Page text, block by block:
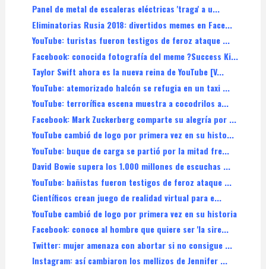
Panel de metal de escaleras eléctricas 'traga' a u...
Eliminatorias Rusia 2018: divertidos memes en Face...
YouTube: turistas fueron testigos de feroz ataque ...
Facebook: conocida fotografía del meme ?Success Ki...
Taylor Swift ahora es la nueva reina de YouTube [V...
YouTube: atemorizado halcón se refugia en un taxi ...
YouTube: terrorífica escena muestra a cocodrilos a...
Facebook: Mark Zuckerberg comparte su alegría por ...
YouTube cambió de logo por primera vez en su histo...
YouTube: buque de carga se partió por la mitad fre...
David Bowie supera los 1.000 millones de escuchas ...
YouTube: bañistas fueron testigos de feroz ataque ...
Científicos crean juego de realidad virtual para e...
YouTube cambió de logo por primera vez en su historia
Facebook: conoce al hombre que quiere ser 'la sire...
Twitter: mujer amenaza con abortar si no consigue ...
Instagram: así cambiaron los mellizos de Jennifer ...